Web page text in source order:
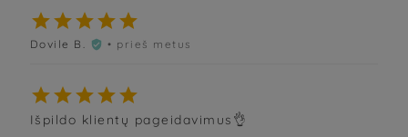

Dovile B.  • prieš metus

Išpildo klientų pageidavimus👌